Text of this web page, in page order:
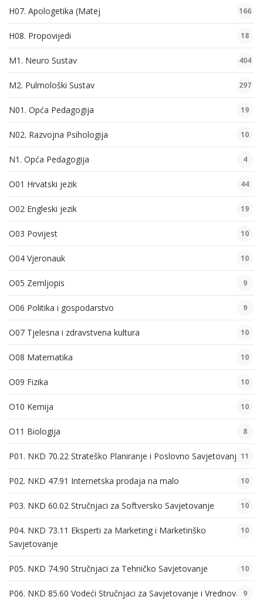
H07. Apologetika (Matej 166
H08. Propovijedi 18
M1. Neuro Sustav 404
M2. Pulmološki Sustav 297
N01. Opća Pedagogija 19
N02. Razvojna Psihologija 10
N1. Opća Pedagogija 4
O01 Hrvatski jezik 44
O02 Engleski jezik 19
O03 Povijest 10
O04 Vjeronauk 10
O05 Zemljopis 9
O06 Politika i gospodarstvo 9
O07 Tjelesna i zdravstvena kultura 10
O08 Matematika 10
O09 Fizika 10
O10 Kemija 10
O11 Biologija 8
P01. NKD 70.22 Strateško Planiranje i Poslovno Savjetovanje11
P02. NKD 47.91 Internetska prodaja na malo 10
P03. NKD 60.02 Stručnjaci za Softversko Savjetovanje 10
P04. NKD 73.11 Eksperti za Marketing i Marketinško
Savjetovanje
10
P05. NKD 74.90 Stručnjaci za Tehničko Savjetovanje 10
P06. NKD 85.60 Vodeći Stručnjaci za Savjetovanje i Vrednovanje
9